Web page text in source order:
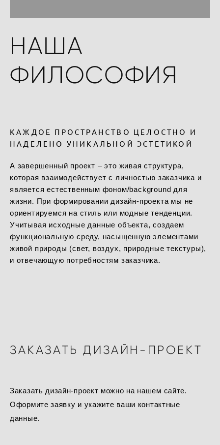
НАША
ФИЛОСОФИЯ
КАЖДОЕ ПРОСТРАНСТВО ЦЕЛОСТНО И
НАДЕЛЕНО УНИКАЛЬНОЙ ЭСТЕТИКОЙ
А завершенный проект – это живая структура,
которая взаимодействует с личностью заказчика и
является естественным фоном/background для
жизни. При формировании дизайн-проекта мы не
ориентируемся на стиль или модные тенденции.
Учитывая исходные данные объекта, создаем
функциональную среду, насыщенную элементами
живой природы (свет, воздух, природные текстуры),
и отвечающую потребностям заказчика.
ЗАКАЗАТЬ ДИЗАЙН-ПРОЕКТ
Заказать дизайн-проект можно на нашем сайте.
Оформите заявку и укажите ваши контактные
данные.